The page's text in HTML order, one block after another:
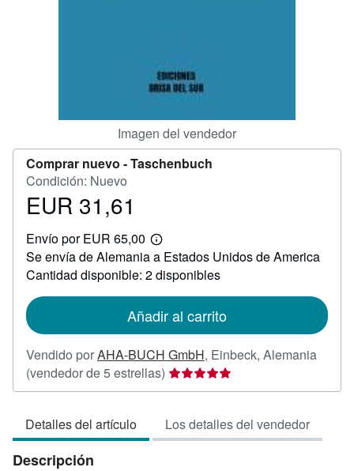
Imagen del vendedor
Comprar nuevo -Taschenbuch
Condición: Nuevo
Precio
31,61
EUR 31,61
Envío por EUR 65,00
Más
información
sobre
las
envío
Se envía de Alemania a Estados Unidos de America
Cantidad disponible: 2 disponibles
Añadir al carrito
Vendido porAHA-BUCH GmbH, Einbeck, Alemania
(vendedor de 5 estrellas) Calificación
del
5
de
Detalles del artículo Los detalles del vendedor
Descripción